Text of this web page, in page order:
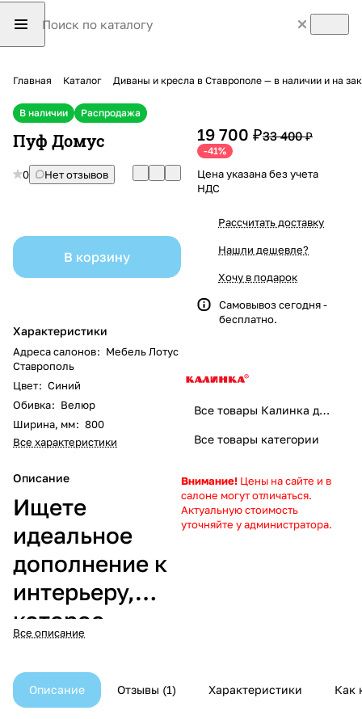
Главная Каталог Диваны и кресла в Ставрополе — в наличии и на
В наличии Распродажа
Пуф Домус
0 Нет отзывов
В корзину
Характеристики
Адреса салонов: Мебель Лотус
Ставрополь
Цвет: Синий
Обивка: Велюр
Ширина, мм: 800
Все характеристики
Описание
Ищете
идеальное
дополнение к
интерьеру,
которое
сочетает в
себе комфорт,
стиль и
Все описание
19 700 ₽33 400 ₽
-41%
Цена указана без учета
НДС
Рассчитать доставку
Нашли дешевле?
Хочу в подарок
Самовывоз сегодня -
бесплатно.
Все товары Калинка диваны
Все товары категории
Внимание! Цены на сайте и в
салоне могут отличаться.
Актуальную стоимость
уточняйте у администратора.
Описание Отзывы 1 Характеристики Как